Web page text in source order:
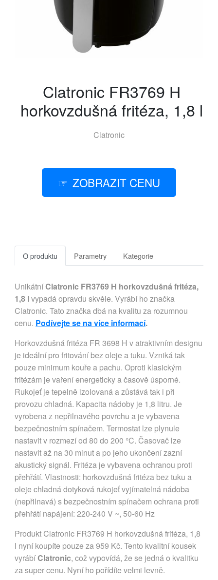
Clatronic FR3769 H
horkovzdušná fritéza, 1,8 l
Clatronic
ZOBRAZIT CENU
O produktu Parametry Kategorie
UnikátníClatronic FR3769 H horkovzdušná fritéza,
1,8 lvypadá opravdu skvěle. Vyrábí ho značka
Clatronic. Tato značka dbá na kvalitu za rozumnou
cenu. Podívejte se na více informací.
Horkovzdušná fritéza FR 3698 H v atraktivním designu
je ideální pro fritování bez oleje a tuku. Vzniká tak
pouze minimum kouře a pachu. Oproti klasickým
fritézám je vaření energeticky a časově úsporné.
Rukojeť je tepelně izolovaná a zůstává tak i při
provozu chladná. Kapacita nádoby je 1,8 litru. Je
vyrobena z nepřilnavého povrchu a je vybavena
bezpečnostním spínačem. Termostat lze plynule
nastavit v rozmezí od 80 do 200 °C. Časovač lze
nastavit až na 30 minut a po jeho ukončení zazní
akustický signál. Fritéza je vybavena ochranou proti
přehřátí. Vlastnosti: horkovzdušná fritéza bez tuku a
oleje chladná dotyková rukojeť vyjímatelná nádoba
(nepřilnavá) s bezpečnostním spínačem ochrana proti
přehřátí napájení: 220-240 V ~, 50-60 Hz
Produkt Clatronic FR3769 H horkovzdušná fritéza, 1,8
l nyní koupíte pouze za 959 Kč. Tento kvalitní kousek
vyrábíClatronic, což vypovídá, že se jedná o kvalitku
za super cenu. Nyní ho pořídíte velmi levně.